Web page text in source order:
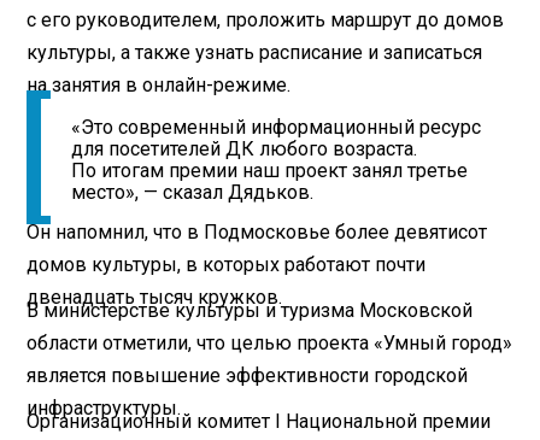
с его руководителем, проложить маршрут до домов
культуры, а также узнать расписание и записаться
на занятия в онлайн-режиме.
«Это современный информационный ресурс
для посетителей ДК любого возраста.
По итогам премии наш проект занял третье
место», — сказал Дядьков.
Он напомнил, что в Подмосковье более девятисот
домов культуры, в которых работают почти
двенадцать тысяч кружков.
В министерстве культуры и туризма Московской
области отметили, что целью проекта «Умный город»
является повышение эффективности городской
инфраструктуры.
Организационный комитет I Национальной премии